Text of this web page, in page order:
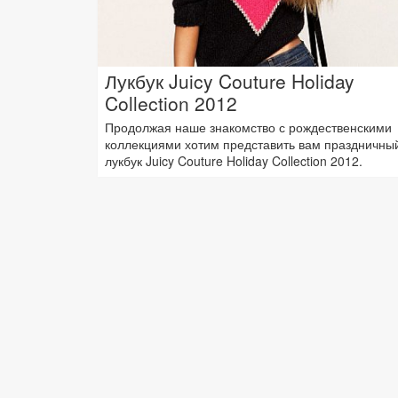
Лукбук Juicy Couture Holiday
Collection 2012
Продолжая наше знакомство с рождественскими
коллекциями хотим представить вам
лукбук Juicy Couture Holiday Collection 2012.